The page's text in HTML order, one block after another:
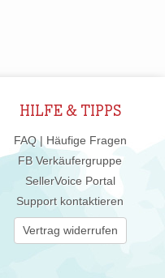
HILFE & TIPPS
FAQ | Häufige Fragen
FB Verkäufergruppe
SellerVoice Portal
Support kontaktieren
Vertrag widerrufen